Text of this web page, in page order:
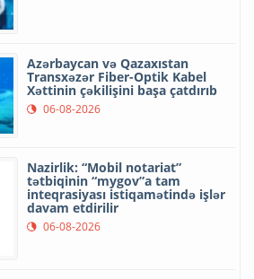
Azərbaycan və Qazaxıstan
Transxəzər Fiber-Optik Kabel
Xəttinin çəkilişini başa çatdırıb
06-08-2026
Nazirlik: “Mobil notariat”
tətbiqinin “mygov”a tam
inteqrasiyası istiqamətində işlər
davam etdirilir
06-08-2026